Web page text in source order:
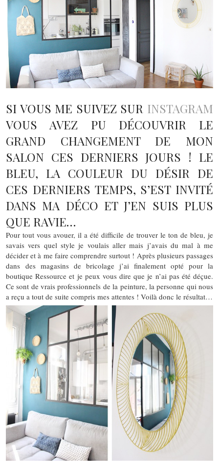
SI VOUS ME SUIVEZ SUR INSTAGRAM
VOUS AVEZ PU DÉCOUVRIR LE
GRAND CHANGEMENT DE MON
SALON CES DERNIERS JOURS ! LE
BLEU, LA COULEUR DU DÉSIR DE
CES DERNIERS TEMPS, S’EST INVITÉ
DANS MA DÉCO ET J’EN SUIS PLUS
QUE RAVIE…
Pour tout vous avouer, il a été difficile de trouver le ton de bleu, je
savais vers quel style je voulais aller mais j’avais du mal à me
décider et à me faire comprendre surtout ! Après plusieurs passages
dans des magasins de bricolage j’ai finalement opté pour la
boutique Ressource et je peux vous dire que je n’ai pas été déçue.
Ce sont de vrais professionnels de la peinture, la personne qui nous
a reçu a tout de suite compris mes attentes ! Voilà donc le résultat…